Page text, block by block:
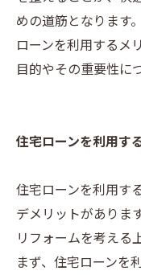
めの道筋となります
ローンを利用するメ
目的やその重要性に
住宅ローンを利用す
住宅ローンを利用す
デメリットがありま
リフォームを考える
まず、住宅ローンを